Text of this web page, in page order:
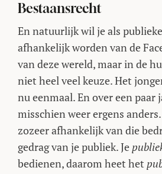
Bestaansrecht
En natuurlijk wil je als
afhankelijk worden van de
van deze wereld, maar in de
niet heel veel keuze. Het
nu eenmaal. En over een paar
misschien weer ergens
zozeer afhankelijk van die
gedrag van je publiek. Je
bedienen, daarom heet het